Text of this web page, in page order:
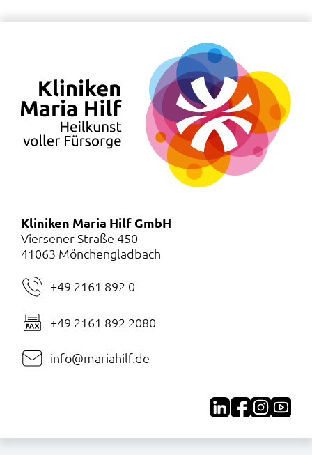
Kliniken Maria Hilf GmbH
Viersener Straße 450
41063 Mönchengladbach
+49 2161 892 0
+49 2161 892 2080
info@mariahilf.de